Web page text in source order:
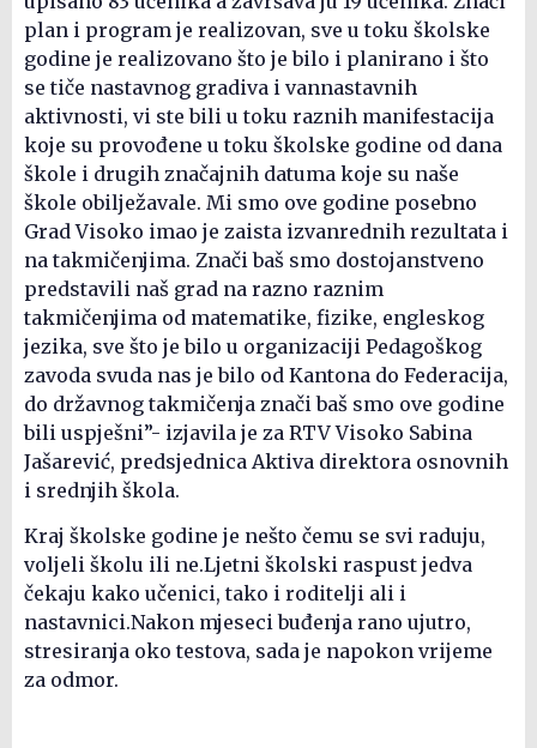
plan i program je realizovan, sve u toku školske
godine je realizovano što je bilo i planirano i što
se tiče nastavnog gradiva i vannastavnih
aktivnosti, vi ste bili u toku raznih manifestacija
koje su provođene u toku školske godine od dana
škole i drugih značajnih datuma koje su naše
škole obilježavale. Mi smo ove godine posebno
Grad Visoko imao je zaista izvanrednih rezultata i
na takmičenjima. Znači baš smo dostojanstveno
predstavili naš grad na razno raznim
takmičenjima od matematike, fizike, engleskog
jezika, sve što je bilo u organizaciji Pedagoškog
zavoda svuda nas je bilo od Kantona do Federacija,
do državnog takmičenja znači baš smo ove godine
bili uspješni”- izjavila je za RTV Visoko Sabina
Jašarević, predsjednica Aktiva direktora osnovnih
i srednjih škola.
Kraj školske godine je nešto čemu se svi raduju,
voljeli školu ili ne.Ljetni školski raspust jedva
čekaju kako učenici, tako i roditelji ali i
nastavnici.Nakon mjeseci buđenja rano ujutro,
stresiranja oko testova, sada je napokon vrijeme
za odmor.